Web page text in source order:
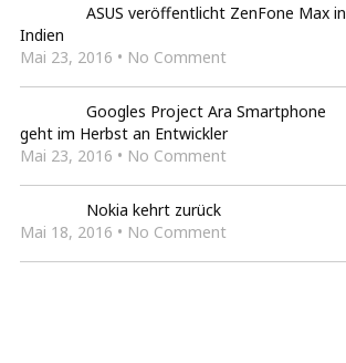
ASUS veröffentlicht ZenFone Max in
Indien
Mai 23, 2016 • No Comment
Googles Project Ara Smartphone
geht im Herbst an Entwickler
Mai 23, 2016 • No Comment
Nokia kehrt zurück
Mai 18, 2016 • No Comment